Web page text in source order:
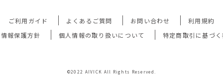
ご利用ガイド よくあるご質問 お問い合わせ
利用規約
報保護方針
個人情報の取り扱いについて 特定商取引に基づ
©2022 AIVICK All Rights Reserved.